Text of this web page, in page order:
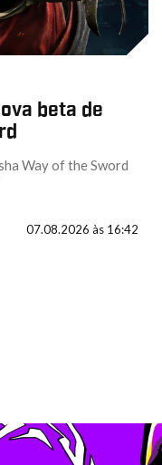
beta de
Way of the Sword
07.08.2026 às 16:42